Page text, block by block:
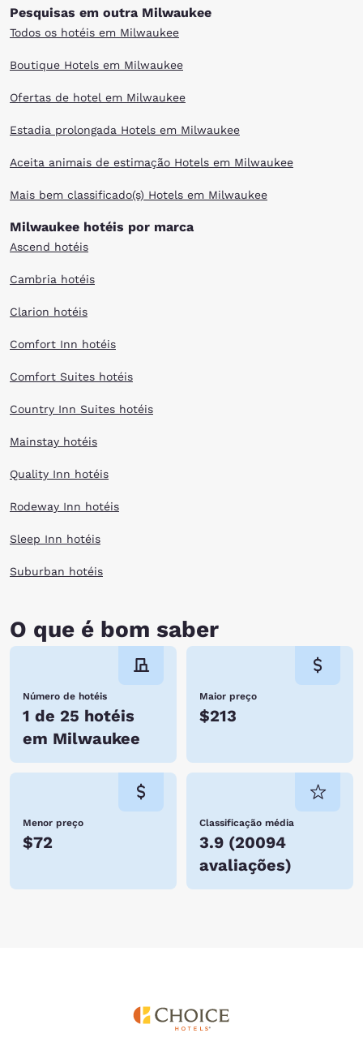
Pesquisas em outra Milwaukee
Todos os hotéis em Milwaukee
Boutique Hotels em Milwaukee
Ofertas de hotel em Milwaukee
Estadia prolongada Hotels em Milwaukee
Aceita animais de estimação Hotels em Milwaukee
Mais bem classificado(s) Hotels em Milwaukee
Milwaukee hotéis por marca
Ascend hotéis
Cambria hotéis
Clarion hotéis
Comfort Inn hotéis
Comfort Suites hotéis
Country Inn Suites hotéis
Mainstay hotéis
Quality Inn hotéis
Rodeway Inn hotéis
Sleep Inn hotéis
Suburban hotéis
O que é bom saber
Número de hotéis
1 de 25 hotéis
em Milwaukee
Maior preço
$213
Menor preço
$72
Classificação média
3.9 (20094
avaliações)